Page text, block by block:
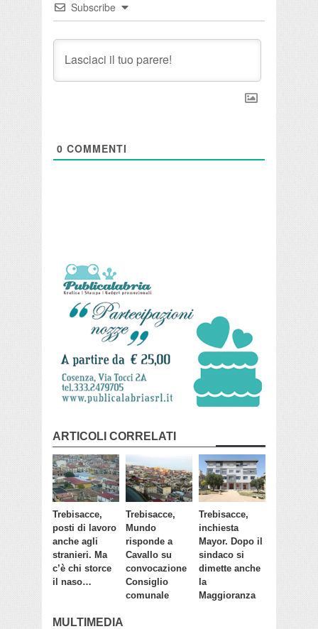
Subscribe
0 COMMENTI
ARTICOLI CORRELATI
Trebisacce,
posti di lavoro
anche agli
stranieri. Ma
c’è chi storce
il naso…
Trebisacce,
Mundo
risponde a
Cavallo su
convocazione
Consiglio
comunale
Trebisacce,
inchiesta
Mayor. Dopo il
sindaco si
dimette anche
la
Maggioranza
MULTIMEDIA